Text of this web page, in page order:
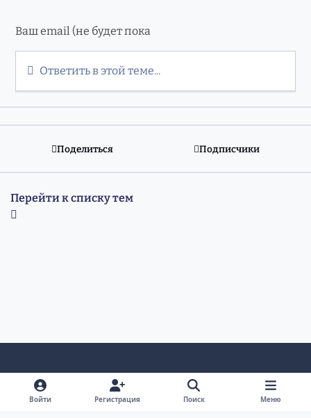
Ответить в этой теме...
Поделиться Подписчики
Перейти к списку тем
Светлый режим
Темный режим
Системные предпочтения
v
Войти Регистрация Поиск Меню